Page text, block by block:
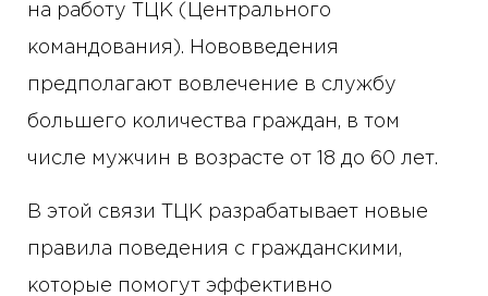
на работу ТЦК (Центрального
командования). Нововведения
предполагают вовлечение в службу
большего количества граждан, в том
числе мужчин в возрасте от 18 до 60 лет.
В этой связи ТЦК разрабатывает новые
правила поведения с гражданскими,
которые помогут эффективно